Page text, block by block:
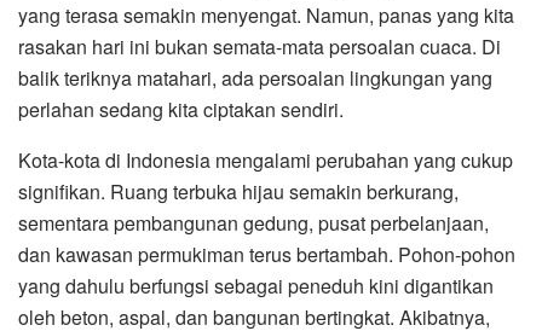
yang terasa semakin menyengat. Namun, panas yang kita
rasakan hari ini bukan semata-mata persoalan cuaca. Di
balik teriknya matahari, ada persoalan lingkungan yang
perlahan sedang kita ciptakan sendiri.
Kota-kota di Indonesia mengalami perubahan yang cukup
signifikan. Ruang terbuka hijau semakin berkurang,
sementara pembangunan gedung, pusat perbelanjaan,
dan kawasan permukiman terus bertambah. Pohon-pohon
yang dahulu berfungsi sebagai peneduh kini digantikan
oleh beton, aspal, dan bangunan bertingkat. Akibatnya,